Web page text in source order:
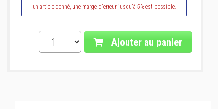
un article donné, une marge d'erreur jusqu'à 5% est possible.
Ajouter au panier